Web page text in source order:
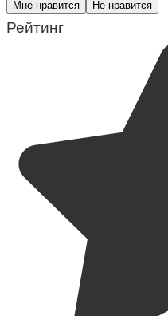
Мне нравится Не нравится
Рейтинг